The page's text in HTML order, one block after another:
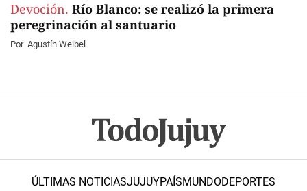
Devoción. Río Blanco: se realizó la primera
peregrinación al santuario
Por Agustín Weibel
ÚLTIMAS NOTICIASJUJUYPAÍSMUNDODEPORTES